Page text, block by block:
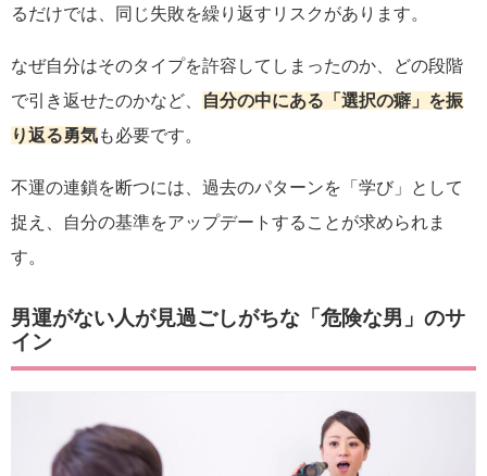
るだけでは、同じ失敗を繰り返すリスクがあります。
なぜ自分はそのタイプを許容してしまったのか、どの段階
で引き返せたのかなど、
自分の中にある「選択の癖」を振
り返る勇気も必要です。
不運の連鎖を断つには、過去のパターンを「学び」として
捉え、自分の基準をアップデートすることが求められま
す。
男運がない人が見過ごしがちな「危険な男」のサ
イン